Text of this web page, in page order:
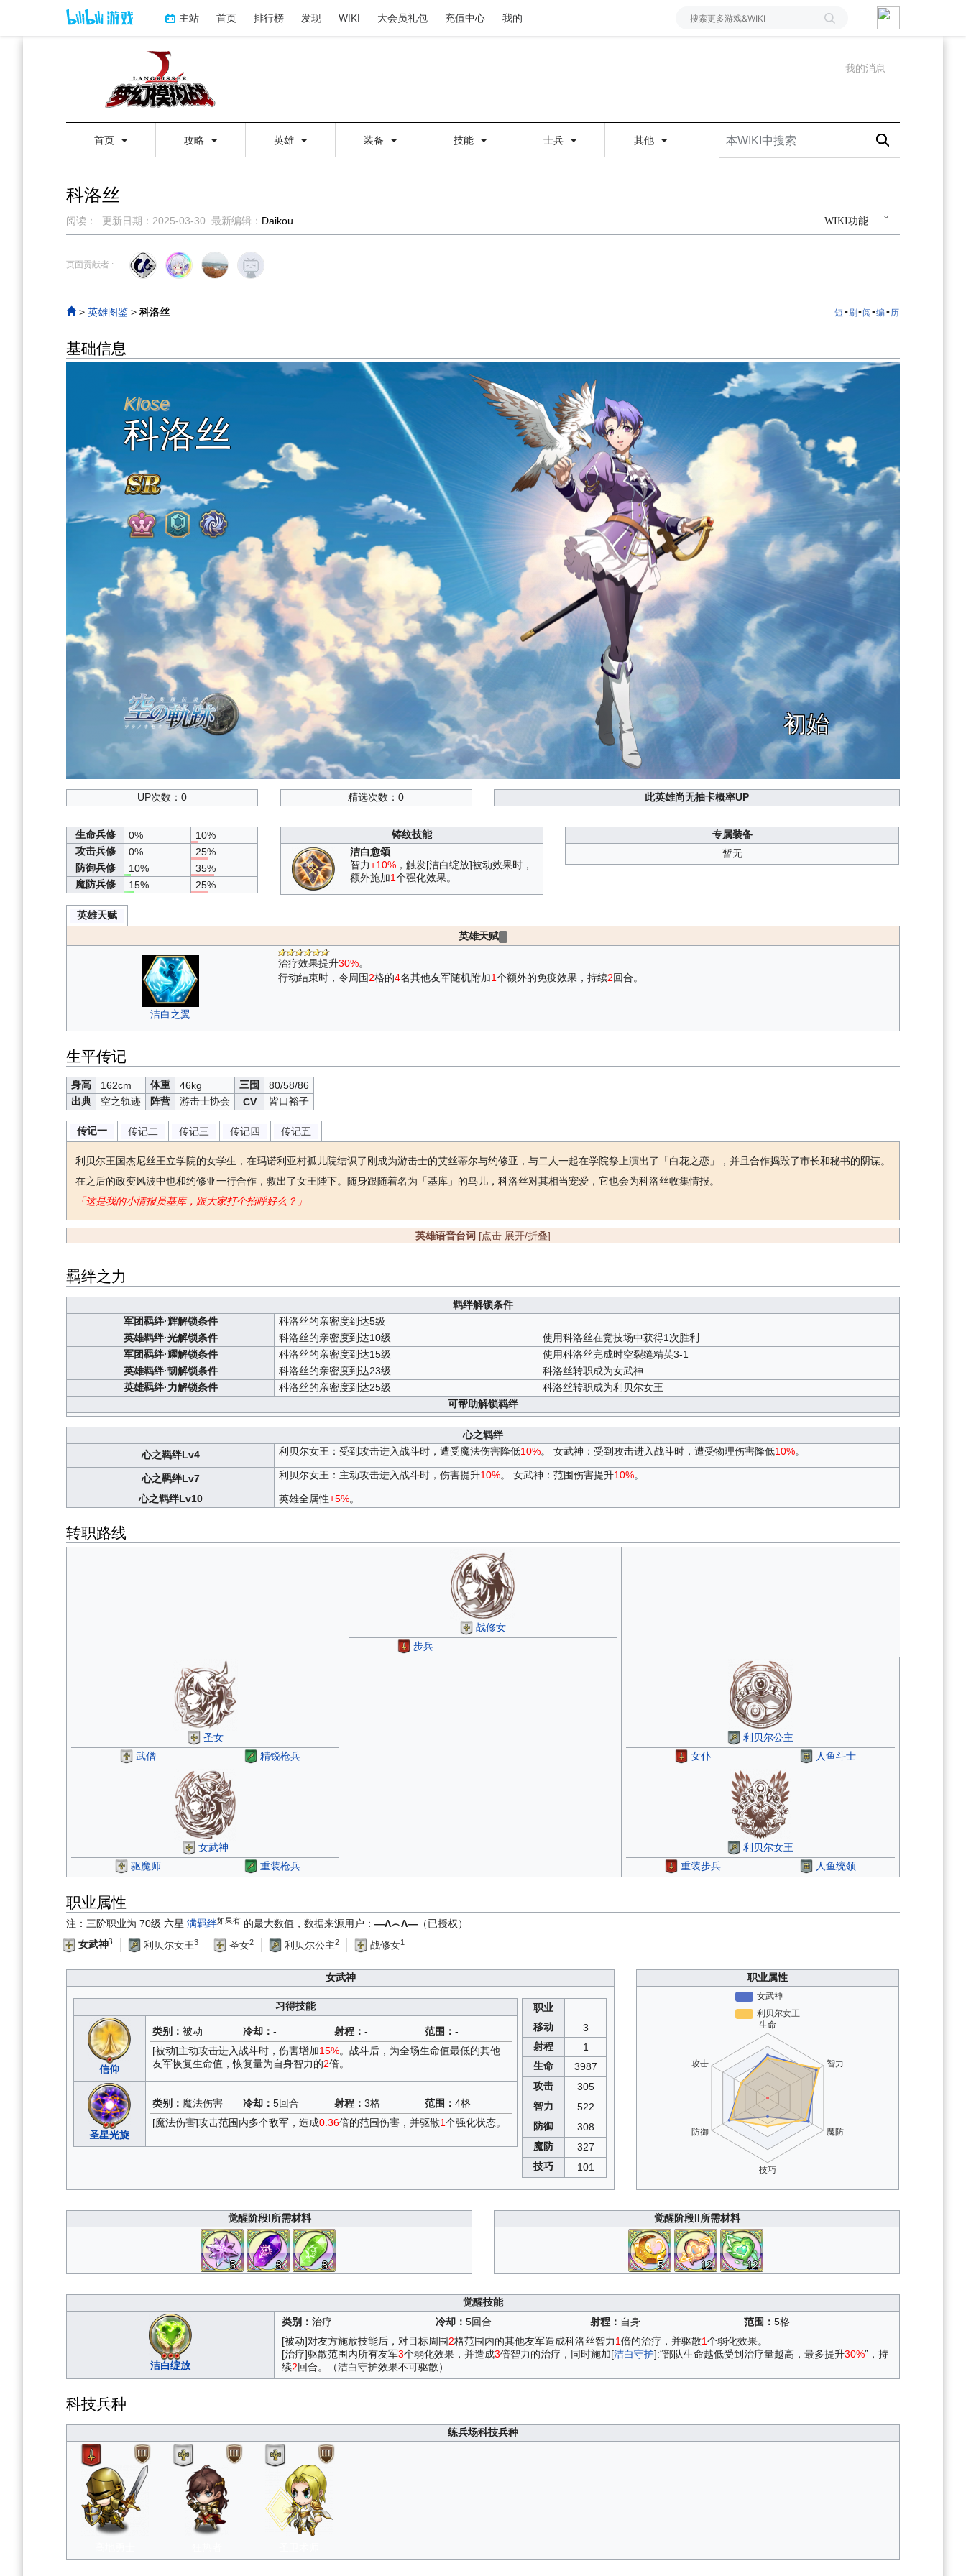
主站 首页 排行榜 发现 WIKI 大会员礼包 充值中心 我的
我的消息
首页 攻略 英雄 装备 技能 士兵 其他
科洛丝
WIKI功能
阅读： 更新日期： 2025-03-30 最新编辑： Daikou
到
到
页面贡献者 :
> 英雄图鉴 > 科洛丝 短 •刷•阅•编•历
基础信息
初始
Klose
科洛丝
UP次数：0 精选次数：0 此英雄尚无抽卡概率UP
生命兵修 0%
10%
攻击兵修
0%
25%
防御兵修
10%
35%
魔防兵修
15% 25%
铸纹技能
洁白愈颂
智力+10% ，触发[洁白绽放]被动效果时，
额外施加1个强化效果。
专属装备
暂无
英雄天赋
英雄天赋
洁白之翼
治疗效果提升30%。
行动结束时，令周围2格的4名其他友军随机附加1个额外的免疫效果，持续2回合。
生平传记
身高 162cm 体重 46kg 三围
80/58/86
出典
空之轨迹 阵营 游击士协会 CV 皆口裕子
传记一 传记二 传记三 传记四 传记五
利贝尔王国杰尼丝王立学院的女学生，在玛诺利亚村孤儿院结识了刚成为游击士的艾丝蒂尔与约修亚，与二人一起在学院祭上演出了「白花之恋」，并且合作捣毁了市长和秘书的阴谋。
在之后的政变风波中也和约修亚一行合作，救出了女王陛下。随身跟随着名为「基库」的鸟儿，科洛丝对其相当宠爱，它也会为科洛丝收集情报。
「这是我的小情报员基库，跟大家打个招呼好么？」
英雄语音台词 [点击 展开/折叠]
羁绊之力
羁绊解锁条件
军团羁绊·辉解锁条件
科洛丝的亲密度到达5级
英雄羁绊·光解锁条件
科洛丝的亲密度到达10级
使用科洛丝在竞技场中获得1次胜利
军团羁绊·耀解锁条件
科洛丝的亲密度到达15级
使用科洛丝完成时空裂缝精英3-1
英雄羁绊·韧解锁条件
科洛丝的亲密度到达23级
科洛丝转职成为女武神
英雄羁绊·力解锁条件
科洛丝的亲密度到达25级
科洛丝转职成为利贝尔女王
可帮助解锁羁绊
心之羁绊
心之羁绊Lv4
利贝尔女王：受到攻击进入战斗时，遭受魔法伤害降低10%。 女武神：受到攻击进入战斗时，遭受物理伤害降低10%。
心之羁绊Lv7 利贝尔女王：主动攻击进入战斗时，伤害提升10%。 女武神：范围伤害提升10%。
心之羁绊Lv10 英雄全属性+5%。
转职路线
战修女
步兵
圣女
武僧
精锐枪兵
利贝尔公主
女仆
人鱼斗士
女武神
驱魔师
重装枪兵
利贝尔女王
重装步兵
人鱼统领
职业属性
注：三阶职业为 70级 六星 满羁绊如果有 的最大数值，数据来源用户： —Λ︵Λ— （已授权）
女武神3 利贝尔女王3 圣女2 利贝尔公主2 战修女1
女武神
职业
移动
3
射程
1
生命
3987
攻击
305
智力
522
防御
308
魔防
327
技巧
101
习得技能
信仰
类别：被动 冷却：- 射程： - 范围： -
[被动]主动攻击进入战斗时，伤害增加15%。战斗后，为全场生命值最低的其他
友军恢复生命值，恢复量为自身智力的2倍。
圣星光旋
类别： 魔法伤害 冷却：5回合 射程： 3格 范围： 4格
[魔法伤害]攻击范围内多个敌军，造成0.36倍的范围伤害，并驱散1个强化状态。
职业属性
觉醒阶段I所需材料
5 8 8
觉醒阶段II所需材料
5 12 12
觉醒技能
洁白绽放
类别： 治疗 冷却：5回合 射程： 自身 范围： 5格
[被动]对友方施放技能后，对目标周围2格范围内的其他友军造成科洛丝智力1倍的治疗，并驱散1个弱化效果。
[治疗]驱散范围内所有友军3个弱化效果，并造成3倍智力的治疗，同时施加[洁白守护]:“部队生命越低受到治疗量越高，最多提升30%”，持
续2回合。（洁白守护效果不可驱散）
科技兵种
练兵场科技兵种